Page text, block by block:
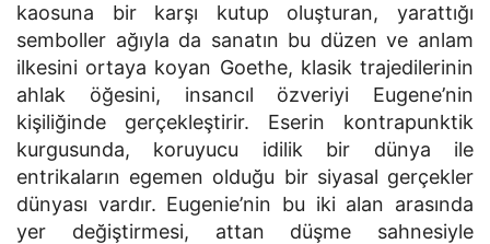
kaosuna bir karşı kutup oluşturan, yarattığı
semboller ağıyla da sanatın bu düzen ve anlam
ilkesini ortaya koyan Goethe, klasik trajedilerinin
ahlak öğesini, insancıl özveriyi Eugene’nin
kişiliğinde gerçekleştirir. Eserin kontrapunktik
kurgusunda, koruyucu idilik bir dünya ile
entrikaların egemen olduğu bir siyasal gerçekler
dünyası vardır. Eugenie’nin bu iki alan arasında
yer değiştirmesi, attan düşme sahnesiyle